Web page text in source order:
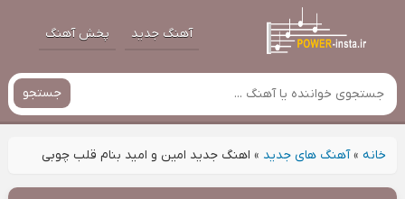
آهنگ جدید پخش آهنگ
جستجو
خانه»آهنگ های جدید » اهنگ جدید امین و امید بنام قلب چوبی